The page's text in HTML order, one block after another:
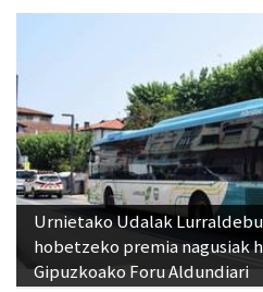
Urnietako Udalak
hobetzeko premia nagusiak
Gipuzkoako Foru Aldundiari